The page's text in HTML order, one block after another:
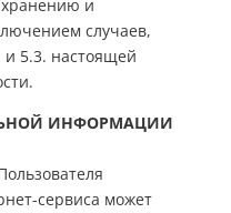
и
случаев,
5.3. настоящей
ИНФОРМАЦИИ
сервиса может